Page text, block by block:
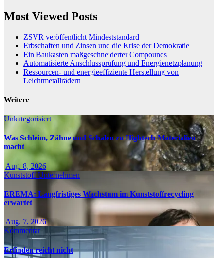
Most Viewed Posts
ZSVR veröffentlicht Mindeststandard
Erbschaften und Zinsen und die Krise der Demokratie
Ein Baukasten maßgeschneiderter Compounds
Automatisierte Anschlussprüfung und Energienetzplanung
Ressourcen- und energieeffiziente Herstellung von
Leichtmetallrädern
Weitere
Unkategorisiert
Was Schleim, Zähne und Schalen zu Hightech-Materialien
macht
Aug. 8, 2026
KunststoffUnternehmen
EREMA: Langfristiges Wachstum im Kunststoffrecycling
erwartet
Aug. 7, 2026
Kommentar
Erfinden reicht nicht